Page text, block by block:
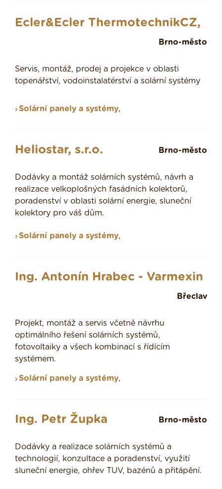
Ecler&Ecler ThermotechnikCZ,
Brno-město
Servis, montáž, prodej a projekce v oblasti
topenářství, vodoinstalatérství a solární systémy
Solární panely a systémy,
Heliostar, s.r.o. Brno-město
Dodávky a montáž solárních systémů, návrh a
realizace velkoplošných fasádních kolektorů,
poradenství v oblasti solární energie, sluneční
kolektory pro váš dům.
Solární panely a systémy,
Ing. Antonín Hrabec - Varmexin
Břeclav
Projekt, montáž a servis včetně návrhu
optimálního řešení solárních systémů,
fotovoltaiky a všech kombinací s řídícím
systémem.
Solární panely a systémy,
Ing. Petr Župka Brno-město
Dodávky a realizace solárních systémů a
technologií, konzultace a poradenství, využití
sluneční energie, ohřev TUV, bazénů a přitápění.